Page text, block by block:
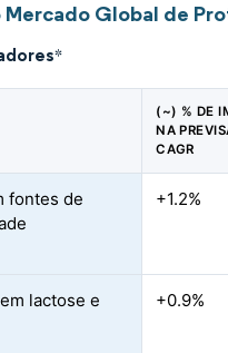
Global de
*
(~) % DE
NA
CAGR
fontes de
+1.2%
lactose e
+0.9%